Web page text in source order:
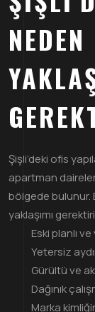
Şişli’deki ofis
apartman
bölgede bulunur.
yaklaşımı
Eski planlı
Yetersiz
Gürültü ve
Dağınık
Marka